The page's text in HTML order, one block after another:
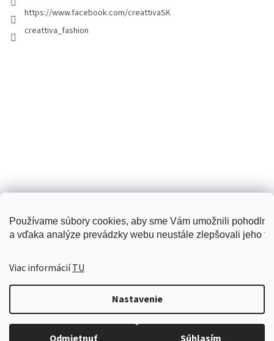
Používame súbory cookies, aby sme Vám umožnili
a vďaka analýze prevádzky webu neustále zlepšovali jeho
Viac informáciíTU
Nastavenie
https://www.facebook.com/creattivaSK
creattiva_fashion
Creattiva
Vytvoril Shoptet